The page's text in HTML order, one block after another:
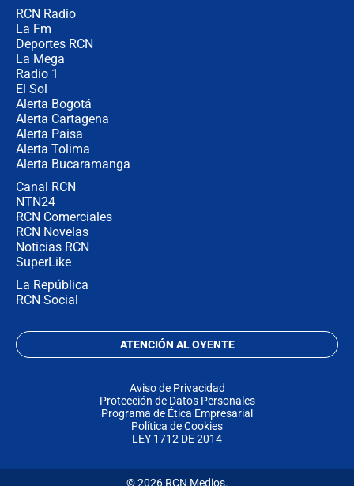
RCN Radio
La Fm
Deportes RCN
La Mega
Radio 1
El Sol
Alerta Bogotá
Alerta Cartagena
Alerta Paisa
Alerta Tolima
Alerta Bucaramanga
Canal RCN
NTN24
RCN Comerciales
RCN Novelas
Noticias RCN
SuperLike
La República
RCN Social
ATENCIÓN AL OYENTE
Aviso de Privacidad
Protección de Datos Personales
Programa de Ética Empresarial
Política de Cookies
LEY 1712 DE 2014
© 2026 RCN Medios.